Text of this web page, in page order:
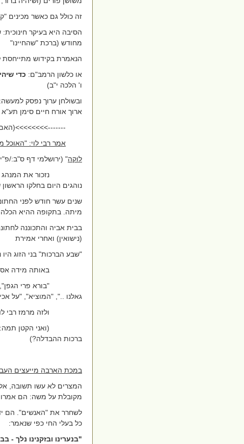
זה כולל גם כאשר מכינים
הסיבה היא בעיקר
מחודש (ברכת "שהחיינו"
הנאמרת בקידוש מתייחסת
או כלשון הרמב"ם: כדי
ו' הלכה י"ב)
ובשולחן ערוך נפסק למעשה:
ארוך אורח חיים סימן
-------
אמר רבי לוי:
לוקה" (ירושלמי דף ס"ב:/
נזכור את
נוהגים היום בחלקו
שנים עשר חודש לפני
מיתה. בתקופה ההיא הכלה
בבית אביה והתכוננה
(נישואין) ואחרי אמירת
"שבע הברכות" בני הזוג היו
באותה מידה
"בורא פרי הגפן",
גאלנו ..", "המוציא", "על
ולזה מרמז רבי
(ואני הקטן
ברכות ההבדלה?)
במכת הארבה מייעצים
המצרים לא עשו תשובה,
מקובלת על משה: הם
לשחרר את "האנשים". הם
כל בעלי החי כפי שנאמר:
"בנערינו ובזקנינו נלך -